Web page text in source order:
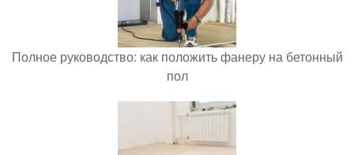
Полное руководство: как положить фанеру на бетонный
пол